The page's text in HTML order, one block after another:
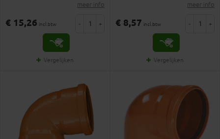
meer info
€ 15,26 incl.btw - +
Vergelijken
meer info
€ 8,57 incl.btw - +
Vergelijken